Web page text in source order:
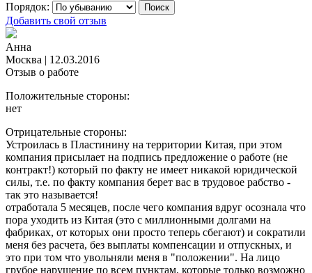
Порядок:
Добавить свой отзыв
Анна
Москва | 12.03.2016
Отзыв о работе
Положительные стороны:
нет
Отрицательные стороны:
Устроилась в Пластинину на территории Китая, при этом
компания присылает на подпись предложение о работе (не
контракт!) который по факту не имеет никакой юридической
силы, т.е. по факту компания берет вас в трудовое рабство -
так это называется!
отработала 5 месяцев, после чего компания вдруг осознала что
пора уходить из Китая (это с миллионными долгами на
фабриках, от которых они просто теперь сбегают) и сократили
меня без расчета, без выплаты компенсации и отпускных, и
это при том что увольняли меня в "положении". На лицо
грубое нарушение по всем пунктам, которые только возможно